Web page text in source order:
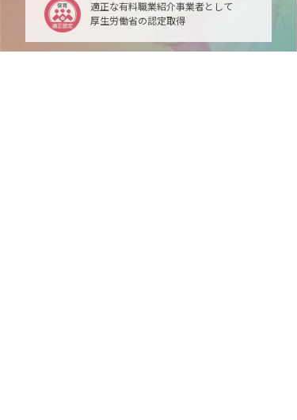
適正な有料職業紹介事業者として
厚生労働省の認定取得